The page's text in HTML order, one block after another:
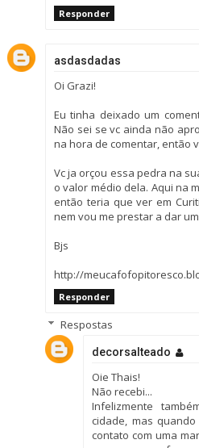
Responder
asdasdadas
Oi Grazi!
Eu tinha deixado um
Não sei se vc ainda não
na hora de comentar, então
Vc ja orçou essa pedra na
o valor médio dela. Aqui na
então teria que ver em
nem vou me prestar a dar
Bjs
http://
Responder
Respostas
decorsalteado
Oie Thais!
Não recebi...
Infelizmente
cidade, mas
contato com uma